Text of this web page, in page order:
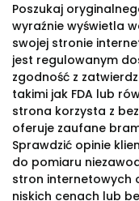
Poszukaj
wyraźnie wyświetla
swojej stronie
jest regulowanym
zgodność z
takimi jak FDA lub
strona korzysta z
oferuje zaufane
Sprawdzić opinie
do pomiaru
stron internetowych
niskich cenach lub